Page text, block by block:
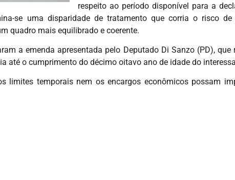
respeito ao período disponível para a
se uma disparidade de tratamento que corria o risco de
quadro mais equilibrado e coerente.
a emenda apresentada pelo Deputado Di Sanzo (PD), que
até o cumprimento do décimo oitavo ano de idade do
limites temporais nem os encargos econômicos possam